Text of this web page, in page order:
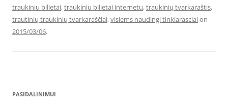
traukiniu bilietai,traukiniu bilietai internetu,traukinių tvarkaraštis,
trautinių traukinių tvarkaraščiai,visiems naudingi tinklarasciaion
2015/03/06.
PASIDALINIMUI